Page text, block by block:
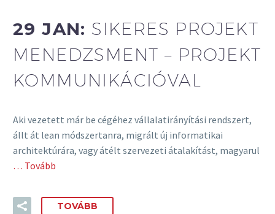
29 JAN: SIKERES PROJEKT
MENEDZSMENT – PROJEKT
KOMMUNIKÁCIÓVAL
Aki vezetett már be cégéhez vállalatirányítási rendszert,
állt át lean módszertanra, migrált új informatikai
architektúrára, vagy átélt szervezeti átalakítást, magyarul
… Tovább
TOVÁBB